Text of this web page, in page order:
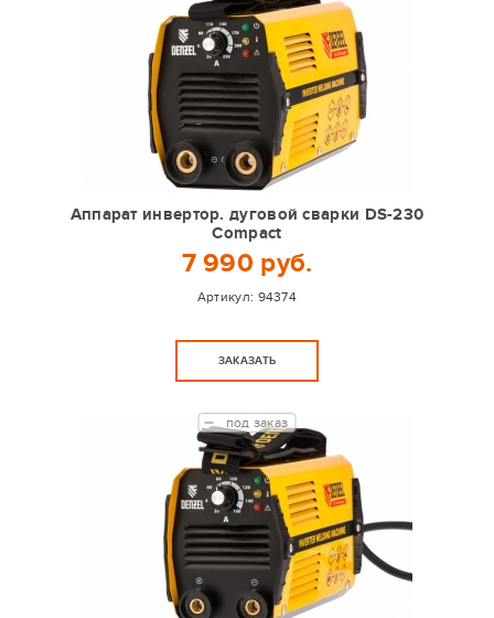
Аппарат инвертор. дуговой сварки DS-230
Compact
7 990 руб.
Артикул: 94374
ЗАКАЗАТЬ
под заказ